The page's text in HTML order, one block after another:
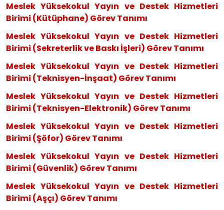
Meslek Yüksekokul Yayın ve Destek Hizmetleri
Birimi (Kütüphane) Görev Tanımı
Meslek Yüksekokul Yayın ve Destek Hizmetleri
Birimi (Sekreterlik ve Baskı İşleri) Görev Tanımı
Meslek Yüksekokul Yayın ve Destek Hizmetleri
Birimi (Teknisyen-İnşaat) Görev Tanımı
Meslek Yüksekokul Yayın ve Destek Hizmetleri
Birimi (Teknisyen-Elektronik) Görev Tanımı
Meslek Yüksekokul Yayın ve Destek Hizmetleri
Birimi (Şöfor) Görev Tanımı
Meslek Yüksekokul Yayın ve Destek Hizmetleri
Birimi (Güvenlik) Görev Tanımı
Meslek Yüksekokul Yayın ve Destek Hizmetleri
Birimi (Aşçı) Görev Tanımı